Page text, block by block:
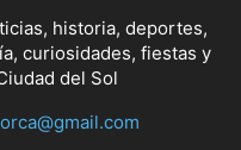
historia, deportes,
curiosidades, fiestas y
del Sol